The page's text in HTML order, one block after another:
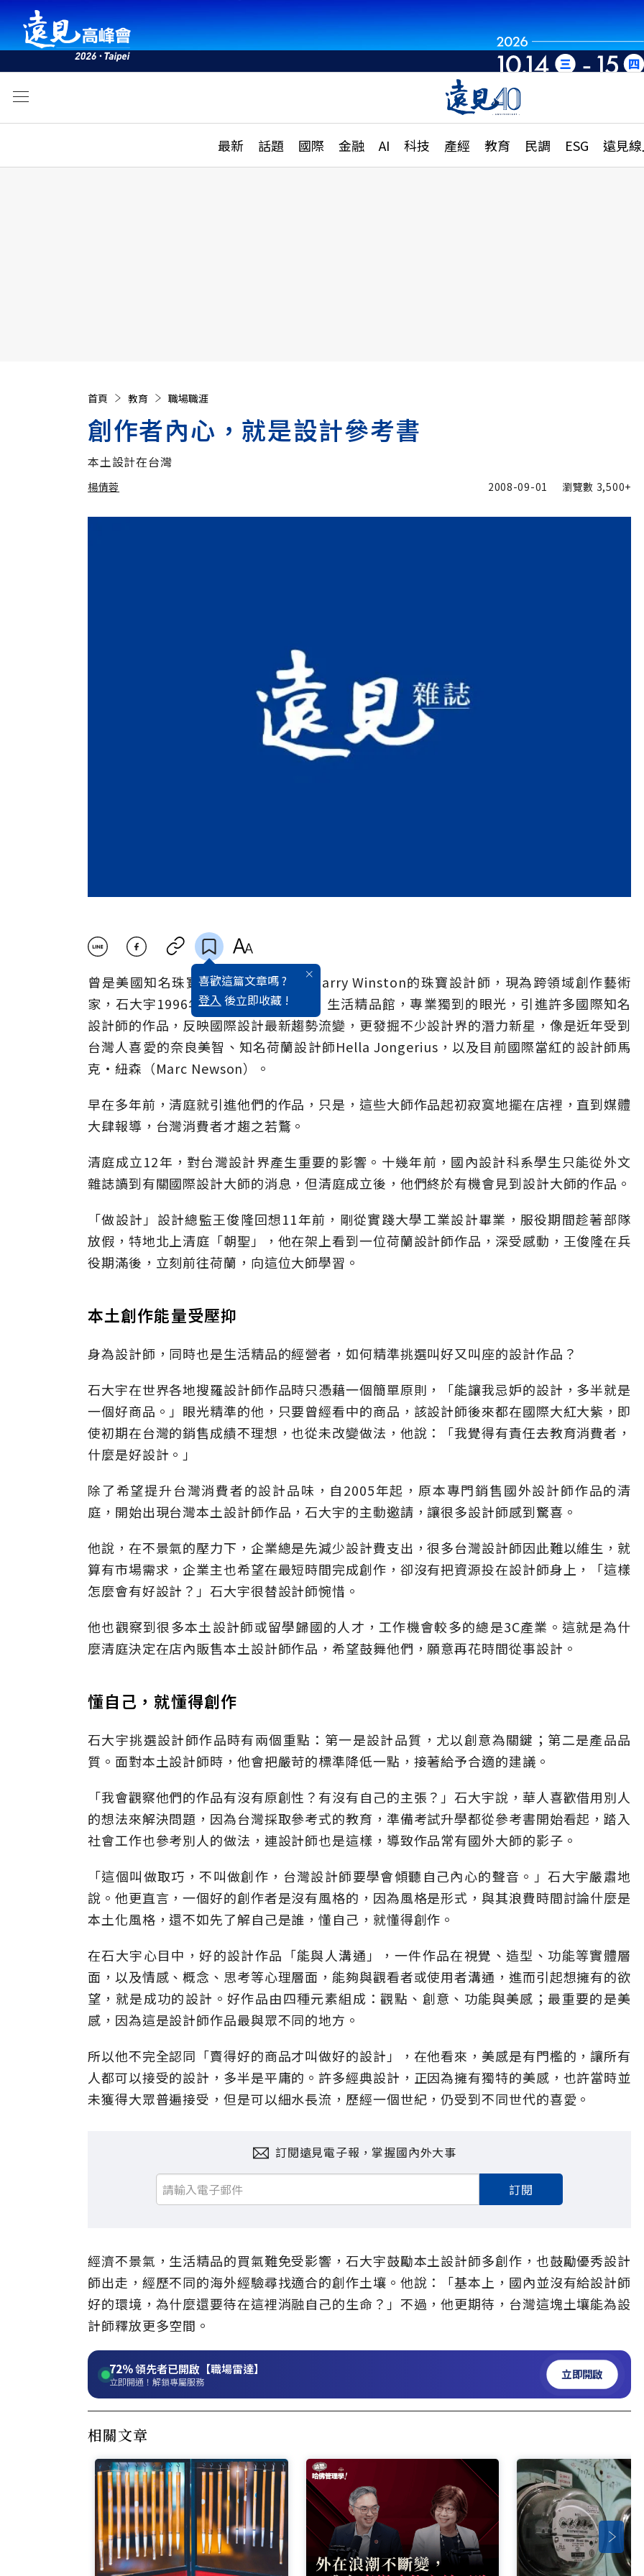
最新 話題 國際 金融 AI 科技 產經 教育 民調 ESG 遠見
活動
話題
國際
特輯
大學升學、職涯攻略
縣市施政調查全解析
首頁 教育 職場職涯
創作者內心，就是設計參考書
本土設計在台灣
楊倩蓉 2008-09-01 瀏覽數 3,500+
喜歡這篇文章嗎 ?
登入 後立即收藏 !
曾是美國知名珠寶品牌「鑽石之王」Harry Winston的珠寶設計師，現為跨領域創作藝術
家，石大宇1996年回台灣創立「清庭」生活精品館，專業獨到的眼光，引進許多國際知名
設計師的作品，反映國際設計最新趨勢流變，更發掘不少設計界的潛力新星，像是近年受到
台灣人喜愛的奈良美智、知名荷蘭設計師Hella Jongerius，以及目前國際當紅的設計師馬
克‧紐森（Marc Newson）。
早在多年前，清庭就引進他們的作品，只是，這些大師作品起初寂寞地擺在店裡，直到媒體
大肆報導，台灣消費者才趨之若鶩。
清庭成立12年，對台灣設計界產生重要的影響。十幾年前，國內設計科系學生只能從外文
雜誌讀到有關國際設計大師的消息，但清庭成立後，他們終於有機會見到設計大師的作品。
「做設計」設計總監王俊隆回想11年前，剛從實踐大學工業設計畢業，服役期間趁著部隊
放假，特地北上清庭「朝聖」，他在架上看到一位荷蘭設計師作品，深受感動，王俊隆在兵
役期滿後，立刻前往荷蘭，向這位大師學習。
本土創作能量受壓抑
身為設計師，同時也是生活精品的經營者，如何精準挑選叫好又叫座的設計作品？
石大宇在世界各地搜羅設計師作品時只憑藉一個簡單原則，「能讓我忌妒的設計，多半就是
一個好商品。」眼光精準的他，只要曾經看中的商品，該設計師後來都在國際大紅大紫，即
使初期在台灣的銷售成績不理想，也從未改變做法，他說：「我覺得有責任去教育消費者，
什麼是好設計。」
除了希望提升台灣消費者的設計品味，自2005年起，原本專門銷售國外設計師作品的清
庭，開始出現台灣本土設計師作品，石大宇的主動邀請，讓很多設計師感到驚喜。
他說，在不景氣的壓力下，企業總是先減少設計費支出，很多台灣設計師因此難以維生，就
算有市場需求，企業主也希望在最短時間完成創作，卻沒有把資源投在設計師身上，「這樣
怎麼會有好設計？」石大宇很替設計師惋惜。
他也觀察到很多本土設計師或留學歸國的人才，工作機會較多的總是3C產業。這就是為什
麼清庭決定在店內販售本土設計師作品，希望鼓舞他們，願意再花時間從事設計。
懂自己，就懂得創作
石大宇挑選設計師作品時有兩個重點：第一是設計品質，尤以創意為關鍵；第二是產品品
質。面對本土設計師時，他會把嚴苛的標準降低一點，接著給予合適的建議。
「我會觀察他們的作品有沒有原創性？有沒有自己的主張？」石大宇說，華人喜歡借用別人
的想法來解決問題，因為台灣採取參考式的教育，準備考試升學都從參考書開始看起，踏入
社會工作也參考別人的做法，連設計師也是這樣，導致作品常有國外大師的影子。
「這個叫做取巧，不叫做創作，台灣設計師要學會傾聽自己內心的聲音。」石大宇嚴肅地
說。他更直言，一個好的創作者是沒有風格的，因為風格是形式，與其浪費時間討論什麼是
本土化風格，還不如先了解自己是誰，懂自己，就懂得創作。
在石大宇心目中，好的設計作品「能與人溝通」，一件作品在視覺、造型、功能等實體層
面，以及情感、概念、思考等心理層面，能夠與觀看者或使用者溝通，進而引起想擁有的欲
望，就是成功的設計。好作品由四種元素組成：觀點、創意、功能與美感；最重要的是美
感，因為這是設計師作品最與眾不同的地方。
所以他不完全認同「賣得好的商品才叫做好的設計」，在他看來，美感是有門檻的，讓所有
人都可以接受的設計，多半是平庸的。許多經典設計，正因為擁有獨特的美感，也許當時並
未獲得大眾普遍接受，但是可以細水長流，歷經一個世紀，仍受到不同世代的喜愛。
訂閱遠見電子報，掌握國內外大事
訂閱
經濟不景氣，生活精品的買氣難免受影響，石大宇鼓勵本土設計師多創作，也鼓勵優秀設計
師出走，經歷不同的海外經驗尋找適合的創作土壤。他說：「基本上，國內並沒有給設計師
好的環境，為什麼還要待在這裡消融自己的生命？」不過，他更期待，台灣這塊土壤能為設
計師釋放更多空間。
72%領先者已開啟【職場雷達】
立即開通！解鎖專屬服務
立即開啟
相關文章